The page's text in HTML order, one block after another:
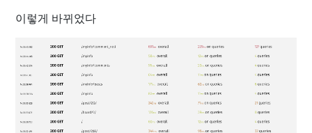
이렇게 바뀌었다